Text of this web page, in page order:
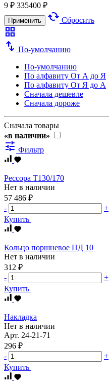
9 ₽ 335400 ₽
Применить cached Сбросить
grid_view
swap_vert По-умолчанию
По-умолчанию
По алфавиту От А до Я
По алфавиту От Я до А
Сначала дешевле
Сначала дороже
Сначала товары
«в наличии»
tune Фильтр
Рессора Т130/170
Нет в наличии
57 486 ₽
-
+
Купить
Кольцо поршневое ПД 10
Нет в наличии
312 ₽
-
+
Купить
Накладка
Нет в наличии
Арт. 24-21-71
296 ₽
-
+
Купить